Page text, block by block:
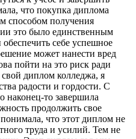
что покупка диплома
способом получения
это было единственным
себе успешное
может нанести вред
пойти на это риск ради
диплом колледжа, я
радости и гордости. С
наконец-то завершила
продолжить свое
что этот диплом не
труда и усилий. Тем не